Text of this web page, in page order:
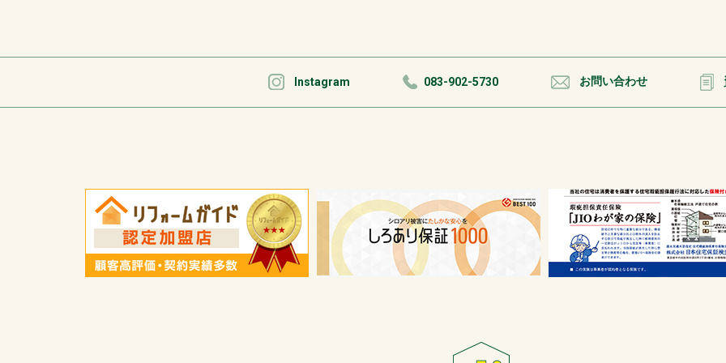
Instagram 083-902-5730 お問い合わせ